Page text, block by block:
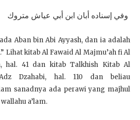
وفي إسناده أبان ابن أبي عياش متروك
Aban bin Abi Ayyash, dan ia adalah
Lihat kitab Al Fawaid Al Majmu’ah fi Al
hal. 41 dan kitab Talkhish Kitab Al
Dzahabi, hal. 110 dan beliau
sanadnya ada perawi yang majhul
a’lam.